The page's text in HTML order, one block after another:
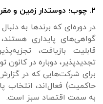
۲. چوب؛ دوستدار زمین و مقرون‌به‌صرفه
در دوره‌ای که برندها به
گواهی‌های پایداری
قابلیت بازیافت،
تجدیدپذیر، دوباره در کانون
حاکمیت) فعال‌اند، انتخاب
به سمت اقتصاد سبز است.